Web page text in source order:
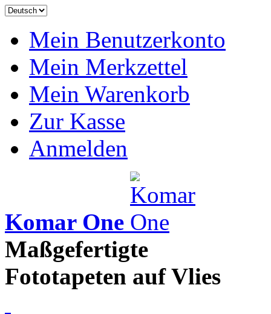
Mein Benutzerkonto
Mein Merkzettel
Mein Warenkorb
Zur Kasse
Anmelden
Komar One
Maßgefertigte
Fototapeten auf Vlies